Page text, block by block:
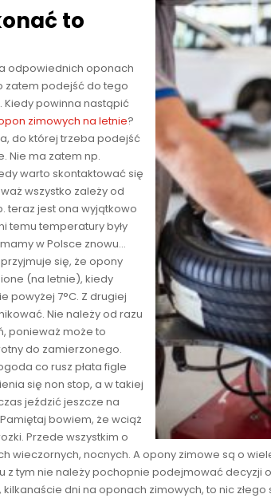
to
odpowiednich oponach
zatem podejść do tego
powinna nastąpić
zimowych na letnie?
do której trzeba podejść
Nie ma zatem np.
warto skontaktować się
wszystko zależy od
teraz jest ona wyjątkowo
temu temperatury były
w Polsce znowu…
się, że opony
(na letnie), kiedy
powyżej 7°C. Z drugiej
Nie należy od razu
ponieważ może to
do zamierzonego.
co rusz płata figle
się non stop, a w takiej
jeździć jeszcze na
bowiem, że wciąż
Przede wszystkim o
wieczornych, nocnych. A opony zimowe są o
z tym nie należy pochopnie podejmować decyzji
dni na oponach zimowych, to nic złego